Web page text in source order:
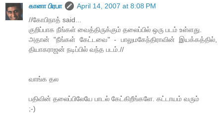
கானா பிரபா
April 14, 2007 at 8:08 PM
//கோபிநாத் said...
குறிப்பாக நீங்கள் வைத்திருக்கும் தலைப்பில் ஒரு படம் உள்ளது.
அதான் "நீங்கள் கேட்டவை" - பாலுமகேந்திராவின் இயக்கத்தில்,
தியாகராஜன் நடிப்பில் வந்த படம்.//
வாங்க தல
பதிவின் தலைப்பிலேயே பாடல் கேட்கிறீங்களே. கட்டாயம் வரும்
;-)